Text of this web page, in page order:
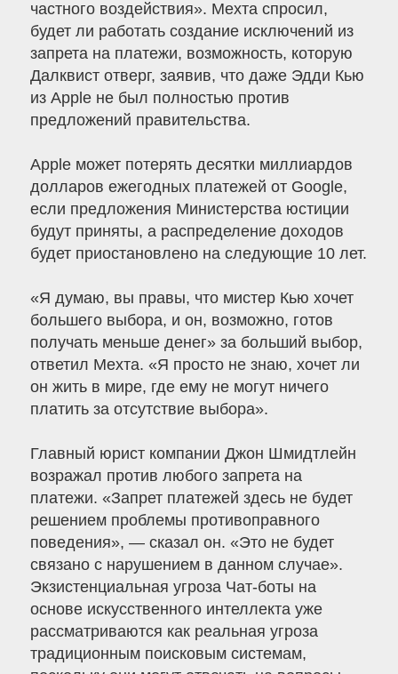
частного воздействия». Мехта спросил,
будет ли работать создание исключений из
запрета на платежи, возможность, которую
Далквист отверг, заявив, что даже Эдди Кью
из Apple не был полностью против
предложений правительства.
Apple может потерять десятки миллиардов
долларов ежегодных платежей от Google,
если предложения Министерства юстиции
будут приняты, а распределение доходов
будет приостановлено на следующие 10 лет.
«Я думаю, вы правы, что мистер Кью хочет
большего выбора, и он, возможно, готов
получать меньше денег» за больший выбор,
ответил Мехта. «Я просто не знаю, хочет ли
он жить в мире, где ему не могут ничего
платить за отсутствие выбора».
Главный юрист компании Джон Шмидтлейн
возражал против любого запрета на
платежи. «Запрет платежей здесь не будет
решением проблемы противоправного
поведения», — сказал он. «Это не будет
связано с нарушением в данном случае».
Экзистенциальная угроза Чат-боты на
основе искусственного интеллекта уже
рассматриваются как реальная угроза
традиционным поисковым системам,